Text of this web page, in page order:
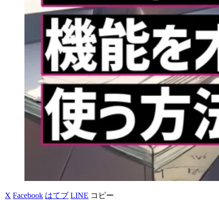
X Facebook はてブ LINE コピー